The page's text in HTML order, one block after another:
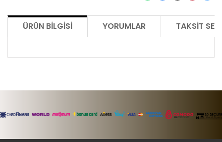
ÜRÜN BILGISI YORUMLAR TAKSIT